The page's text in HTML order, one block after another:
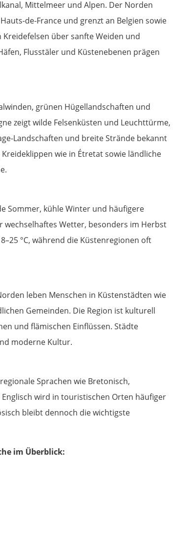
Mittelmeer und Alpen. Der Norden
de-France und grenzt an Belgien sowie
über sanfte Weiden und
Flusstäler und Küstenebenen prägen
grünen Hügellandschaften und
zeigt wilde Felsenküsten und Leuchttürme,
Landschaften und breite Strände bekannt
wie in Étretat sowie ländliche
Sommer, kühle Winter und häufigere
wechselhaftes Wetter, besonders im Herbst
°C, während die Küstenregionen oft
leben Menschen in Küstenstädten wie
Gemeinden. Die Region ist kulturell
und flämischen Einflüssen. Städte
moderne Kultur.
Sprachen wie Bretonisch,
wird in touristischen Orten häufiger
bleibt dennoch die wichtigste
im Überblick: